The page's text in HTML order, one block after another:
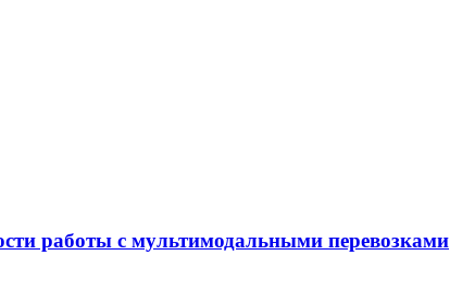
работы с мультимодальными перевозками